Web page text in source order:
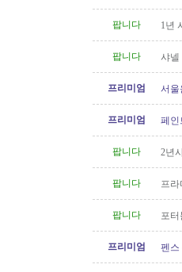
팝니다
1년
팝니다 샤넬
프리미엄
서울
프리미엄
페인
팝니다 2년
팝니다 프라
팝니다 포
프리미엄 펜스